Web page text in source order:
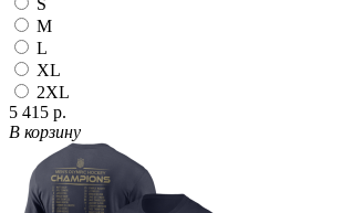
S
M
L
XL
2XL
5 415 р.
В корзину